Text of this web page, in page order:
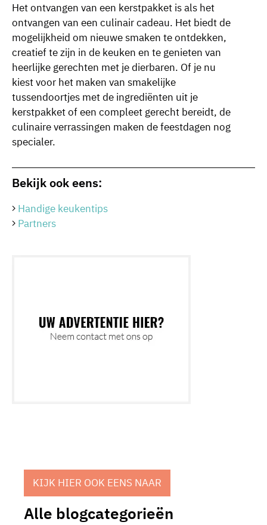
Het ontvangen van een kerstpakket is als het
ontvangen van een culinair cadeau. Het biedt de
mogelijkheid om nieuwe smaken te ontdekken,
creatief te zijn in de keuken en te genieten van
heerlijke gerechten met je dierbaren. Of je nu
kiest voor het maken van smakelijke
tussendoortjes met de ingrediënten uit je
kerstpakket of een compleet gerecht bereidt, de
culinaire verrassingen maken de feestdagen nog
specialer.
Bekijk ook eens:
Handige keukentips
Partners
KIJK HIER OOK EENS NAAR
Alle blogcategorieën